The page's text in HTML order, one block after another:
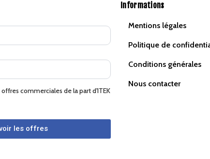
commerciales de la part d'ITEK
les offres
Informations
Mentions légales
Politique de
Conditions générales
Nous contacter